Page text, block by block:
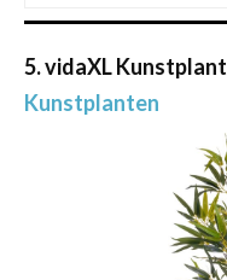
5. vidaXL Kunstplant
Kunstplanten